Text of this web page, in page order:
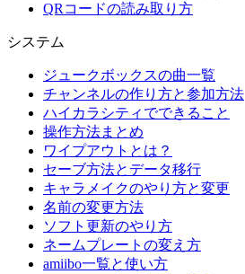
QRコードの読み取り方
システム
ジュークボックスの曲一覧
チャンネルの作り方と参加方法
ハイカラシティでできること
操作方法まとめ
ワイプアウトとは？
セーブ方法とデータ移行
キャラメイクのやり方と変更
名前の変更方法
ソフト更新のやり方
ネームプレートの変え方
amiibo一覧と使い方